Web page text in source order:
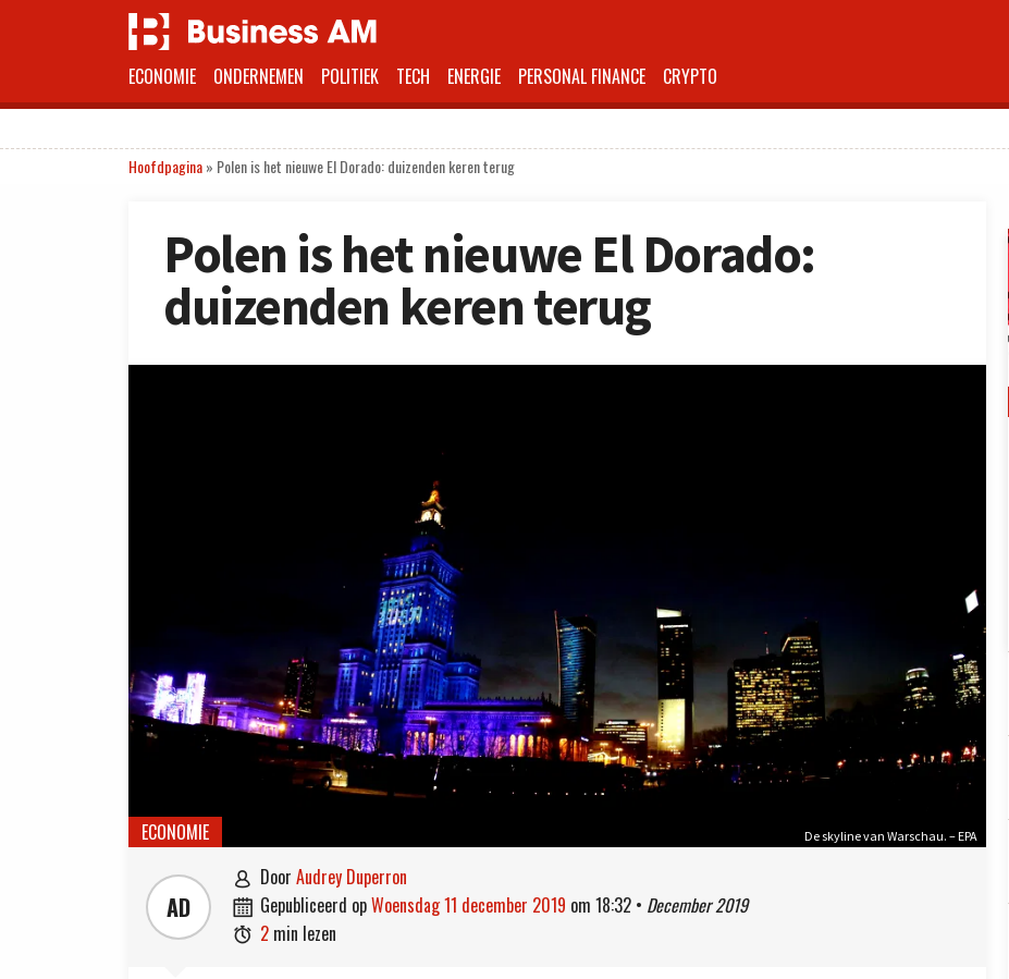
ECONOMIE ONDERNEMEN POLITIEK TECH ENERGIE PERSONAL FINANCE CRYPTO
Hoofdpagina» Polen is het nieuwe El Dorado: duizenden keren terug
Polen is het nieuwe El Dorado:
duizenden keren terug
De skyline van Warschau. – EPA
ECONOMIE
AD
 door Audrey Duperron
 gepubliceerd op woensdag 11 december 2019 om 18:32 • December 2019
 2 min lezen